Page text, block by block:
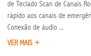
de Teclado Scan de Canais
rápido aos canais de
Conexão de áudio ...
VER MAIS +